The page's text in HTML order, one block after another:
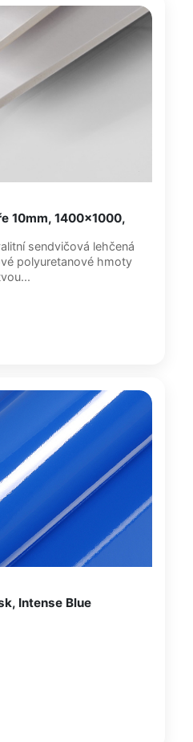
10mm, 1400x1000,
Intense Blue